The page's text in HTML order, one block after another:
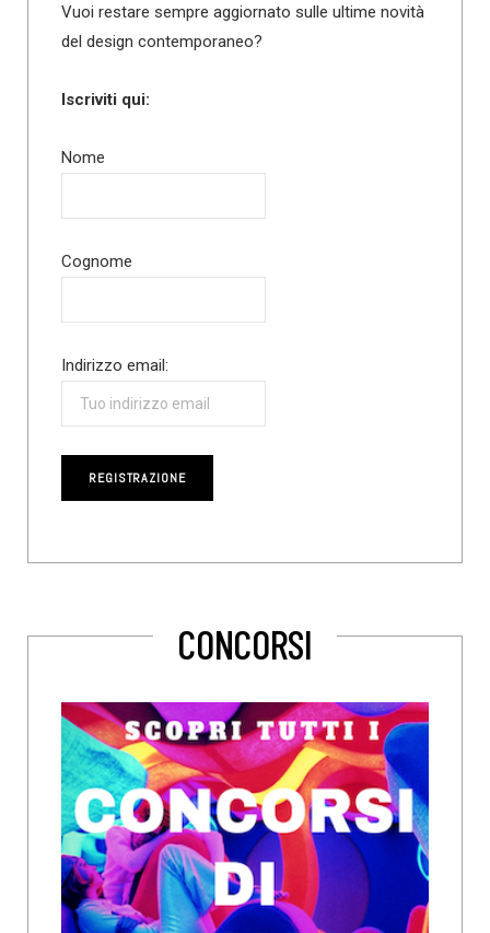
Vuoi restare sempre aggiornato sulle ultime novità
del design contemporaneo?
Iscriviti qui:
Nome
Cognome
Indirizzo email:
CONCORSI